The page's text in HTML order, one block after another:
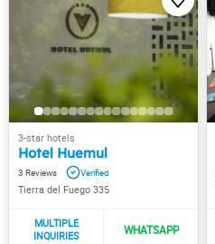
Hotel Huemul
3
Tierra del Fuego 335